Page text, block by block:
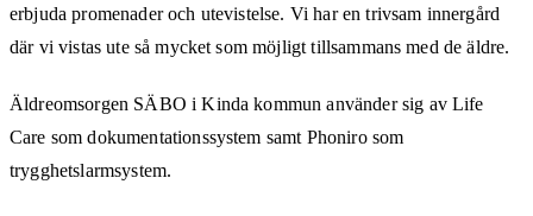
erbjuda promenader och utevistelse. Vi har en trivsam innergård
där vi vistas ute så mycket som möjligt tillsammans med de äldre.
Äldreomsorgen SÄBO i Kinda kommun använder sig av Life
Care som dokumentationssystem samt Phoniro som
trygghetslarmsystem.